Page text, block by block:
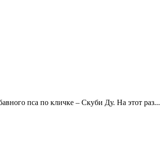
пса по кличке – Скуби Ду. На этот раз...